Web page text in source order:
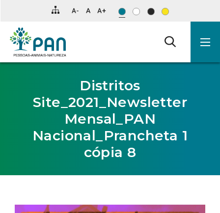
para
conteúdo
principal
da
Distritos
Site_2021_Newsletter
Mensal_PAN
Nacional_Prancheta 1
cópia 8